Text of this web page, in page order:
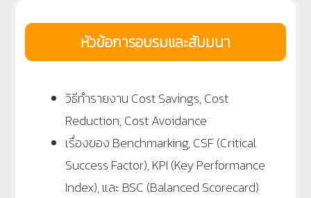
หัวข้อการอบรมและสัมมนา
วิธีทำรายงาน Cost Savings, Cost
Reduction, Cost Avoidance
เรื่องของ Benchmarking, CSF (Critical
Success Factor), KPI (Key Performance
Index), และ BSC (Balanced Scorecard)